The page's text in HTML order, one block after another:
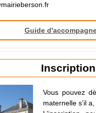
Guide
Vous pouvez
maternelle s’il